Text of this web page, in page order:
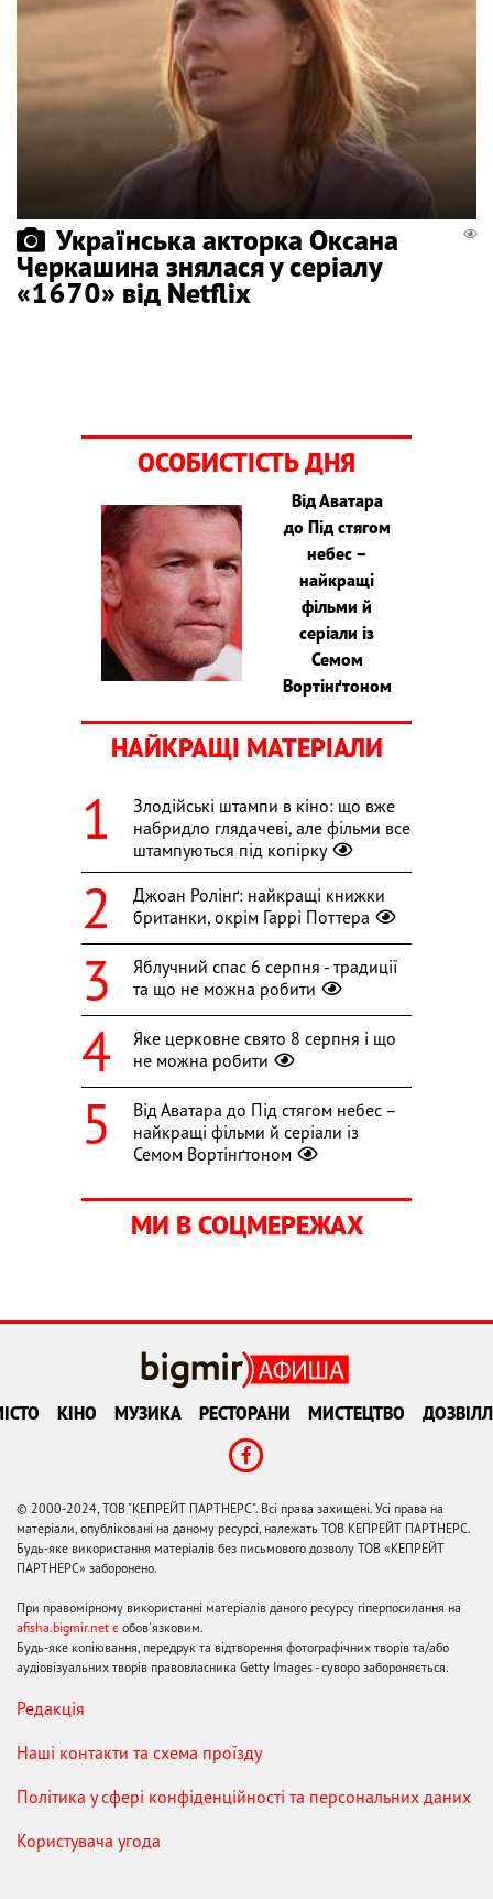
Українська акторка Оксана
Черкашина знялася у серіалу
«1670» від Netflix
ОСОБИСТІСТЬ ДНЯ
Від Аватара
до Під стягом
небес –
найкращі
фільми й
серіали із
Семом
Вортінґтоном
НАЙКРАЩІ МАТЕРІАЛИ
Злодійські штампи в кіно: що вже
набридло глядачеві, але фільми все
штампуються під копірку
Джоан Ролінґ: найкращі книжки
британки, окрім Гаррі Поттера
Яблучний спас 6 серпня - традиції
та що не можна робити
Яке церковне свято 8 серпня і що
не можна робити
Від Аватара до Під стягом небес –
найкращі фільми й серіали із
Семом Вортінґтоном
МИ В СОЦМЕРЕЖАХ
КІНО МУЗИКА РЕСТОРАНИ МИСТЕЦТВО
© 2000-2024, ТОВ "КЕПРЕЙТ ПАРТНЕРС". Всі права захищені. Усі права на
матеріали, опубліковані на даному ресурсі, належать ТОВ КЕПРЕЙТ ПАРТНЕРС.
Будь-яке використання матеріалів без письмового дозволу ТОВ «КЕПРЕЙТ
ПАРТНЕРС» заборонено.
При правомірному використанні матеріалів даного ресурсу гіперпосилання на
afisha.bigmir.net є обов'язковим.
Будь-яке копіювання, передрук та відтворення фотографічних творів та/або
аудіовізуальних творів правовласника Getty Images - суворо забороняється.
Редакція
Наші контакти та схема проїзду
Політика у сфері конфіденційності та персональних даних
Користувача угода